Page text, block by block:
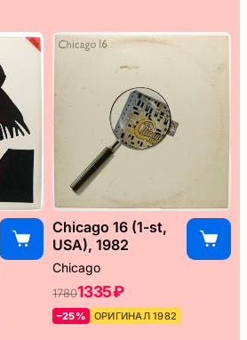
Chicago 16 (1-st,
USA), 1982
Chicago
17801335 ₽
–25% ОРИГИНАЛ 1982